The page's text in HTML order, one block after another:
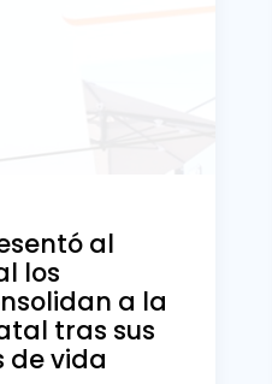
al
los
a la
tras sus
de vida